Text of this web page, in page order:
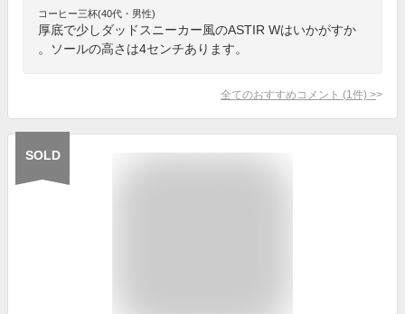
コーヒー三杯(40代・男性)
厚底で少しダッドスニーカー風のASTIR Wはいかがすか
。ソールの高さは4センチあります。
全てのおすすめコメント (1 件) >
SOLD